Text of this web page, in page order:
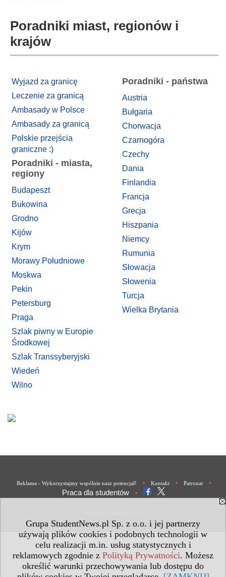
Grupa StudentNews.pl Sp. z o.o. i jej partnerzy
używają plików cookies i podobnych technologii w
celu realizacji m.in. usług statystycznych i
reklamowych zgodnie z Polityką Prywatności. Możesz
określić warunki przechowywania lub dostępu do
Poradniki miast, regionów i
krajów
Wyjazd za granicę
Leczenie za granicą
Ambasady w Polsce
Ambasady za granicą
Polskie przejścia
graniczne :)
Poradniki - miasta,
regiony
Budapeszt
Bukowina
Grodno
Kijów
Krym
Morawy Południowe
Moskwa
Pekin
Petersburg
Praga
Szlak piwny w Europie
Środkowej
Szlak Transsyberyjski
Wiedeń
Wilno
Poradniki - państwa
Austria
Bułgaria
Chorwacja
Czarnogóra
Czechy
Dania
Finlandia
Francja
Grecja
Hiszpania
Niemcy
Rumunia
Słowacja
Słowenia
Turcja
Wielka Brytania
Reklama - Wykorzystajmy wspólnie nasz potencjał! • Kontakt • Patronat •
Praca dla studentów •